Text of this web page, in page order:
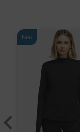
Neu